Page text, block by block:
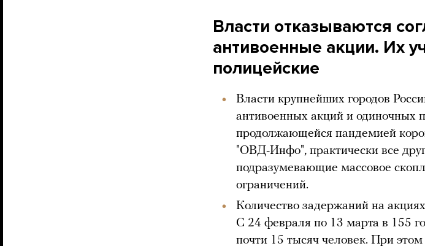
Власти отказываются
антивоенные акции. Их
полицейские
Власти крупнейших городов
антивоенных акций и одиночных
продолжающейся пандемией
"ОВД-Инфо", практически все
подразумевающие массовое
ограничений.
Количество задержаний на
С 24 февраля по 13 марта в 155
почти 15 тысяч человек. При